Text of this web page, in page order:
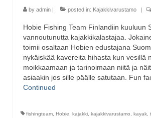
by admin posted in: Kajakkivarustamo
Hobie Fishing Team Finlandiin kuuluun
vannoutunutta kajakkikalastajaa.
toimii osaltaan Hobien edustajana
nykäiskää kavereita hihasta kun vesillä
moikkaamaan ja tarinoimaan niitä ja
asiaakin jos sille päälle satutaan. Fun
Continued
fishingteam, Hobie, kajakki, kajakkivarustamo, kayak,